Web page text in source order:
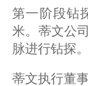
第一阶段钻
米。蒂文公
脉进行钻探。
蒂文执行董